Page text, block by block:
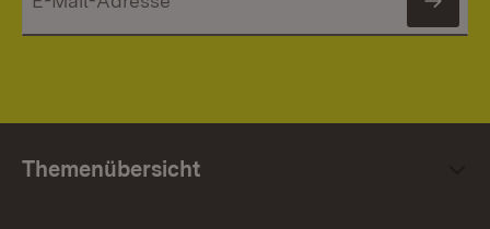
Themenübersicht